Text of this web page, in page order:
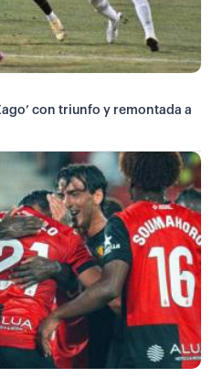
con triunfo y remontada a